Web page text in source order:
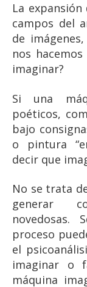
La
campos del
de
nos
imaginar?
Si una
poéticos,
bajo
o pintura
decir que
No se trata
generar
proceso
el
imaginar o
máquina